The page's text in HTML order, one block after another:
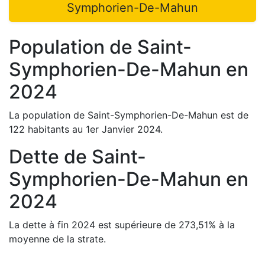
Symphorien-De-Mahun
Population de Saint-
Symphorien-De-Mahun en
2024
La population de Saint-Symphorien-De-Mahun est de
122 habitants au 1er Janvier 2024.
Dette de Saint-
Symphorien-De-Mahun en
2024
La dette à fin 2024 est supérieure de 273,51% à la
moyenne de la strate.